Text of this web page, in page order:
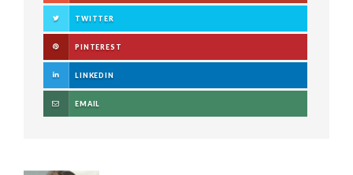
TWITTER
PINTEREST
LINKEDIN
EMAIL